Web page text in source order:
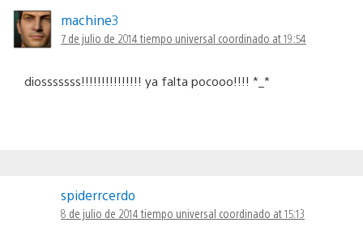
machine3
7 de julio de 2014 tiempo universal coordinado at 19:54
diosssssss!!!!!!!!!!!!!!! ya falta pocooo!!!! *_*
spiderrcerdo
8 de julio de 2014 tiempo universal coordinado at 15:13